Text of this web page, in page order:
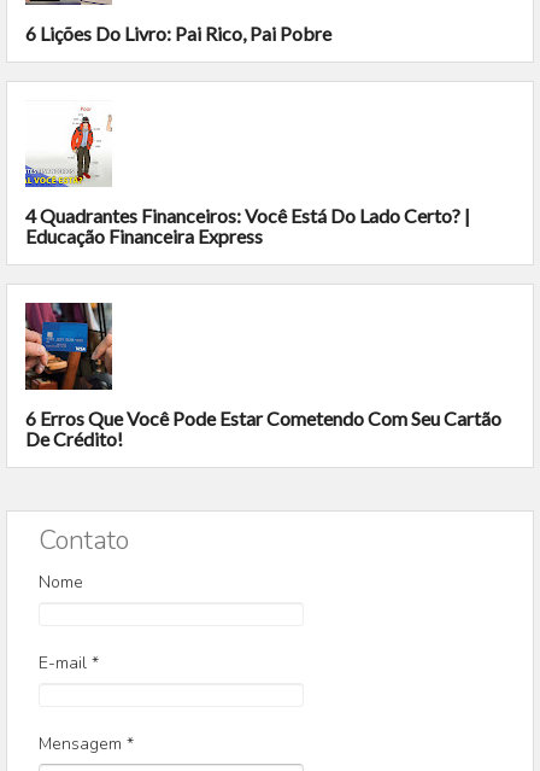
6 Lições Do Livro: Pai Rico, Pai Pobre
4 Quadrantes Financeiros: Você Está Do Lado Certo? |
Educação Financeira Express
6 Erros Que Você Pode Estar Cometendo Com Seu Cartão
De Crédito!
Contato
Nome
E-mail *
Mensagem *